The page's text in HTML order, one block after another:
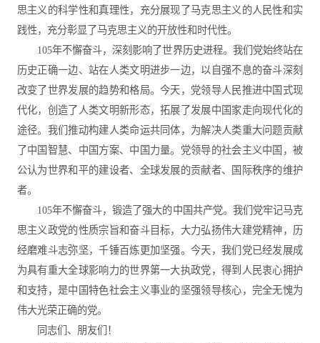
思主义的科学性和真理性，充分展现了马克思主义的人民性和实
践性，充分彰显了马克思主义的开放性和时代性。
105年不懈奋斗，深刻影响了世界历史进程。我们党始终站在
历史正确一边、站在人类文明进步一边，以自强不息的奋斗深刻
改变了世界发展的趋势和格局。今天，党领导人民推进中国式现
代化，创造了人类文明新形态，拓展了发展中国家走向现代化的
途径。我们推动构建人类命运共同体，为解决人类重大问题贡献
了中国智慧、中国方案、中国力量。党领导的社会主义中国，被
公认为世界和平的建设者、全球发展的贡献者、国际秩序的维护
者。
105年不懈奋斗，锻造了强大的中国共产党。我们党牢记马克
思主义政党的性质宗旨和奋斗目标，大力弘扬伟大建党精神，历
经磨难斗志弥坚，千锤百炼更加坚强。今天，我们党已经发展成
为具有重大全球影响力的世界第一大执政党，得到人民衷心拥护
和支持，是中国特色社会主义事业的坚强领导核心，完全无愧为
伟大光荣正确的党。
同志们、朋友们！